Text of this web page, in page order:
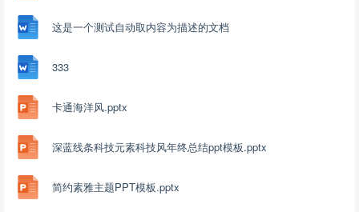
这是一个测试自动取内容为描述的文档
333
卡通海洋风.pptx
深蓝线条科技元素科技风年终总结ppt模板.pptx
简约素雅主题PPT模板.pptx